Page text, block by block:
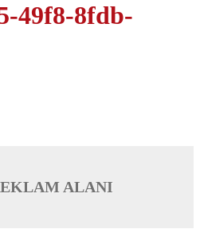
49f8-8fdb-
ALANI